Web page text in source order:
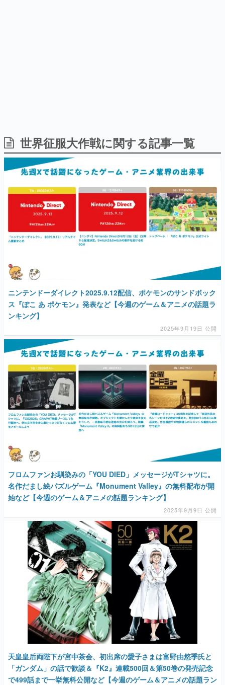
日本のコンテンツ産業やカルチャーに与えた影響を探る企
画です。
日本のモバイルゲーム史における主要なトピック・タイト
解説を掲載。約20年の歴史が一望できる決定版！
若ゲのいたり〜ゲームクリエイターの青春〜
『うつヌケ』『ペンと箸』等で知られるマンガ家・田中圭
一先生によるゲーム業界レポートマンガです。
なんでゲームは面白い？
「経験値」「裏技」「ラスボス」… ゲームにまつわる言葉
の起源や用法の変遷を、コンピューター文化史研究家・タ
イニーP氏が徹底調査。
カテゴリ
特集記事
マンガ
女性向け
アプリレビュー
電ファミニコゲーマーとは？
運営：株式会社マレ
世界征服大作戦に関する記事一覧
ニンテンドーダイレクト2025.9.12配信、ポケモンのサンドボック
ス『ぽこ あ ポケモン』発表など【今週のゲーム＆アニメの話題ラ
ンキング】
2025年9月19日 公開
フロムファンお馴染みの「YOU DIED」メッセージがTシャツに。
名作だまし絵パズルゲーム『Monument Valley』の無料配布が開
始など【今週のゲーム＆アニメの話題ランキング】
2025年9月9日 公開
天皇皇后両陛下が宮中茶会、初出席の愛子さまは富野由悠季氏と
「ガンダム」の話で歓談＆『K2』連載500回＆第50巻の発売記念
で499話まで一挙無料公開など【今週のゲーム＆アニメの話題ラン